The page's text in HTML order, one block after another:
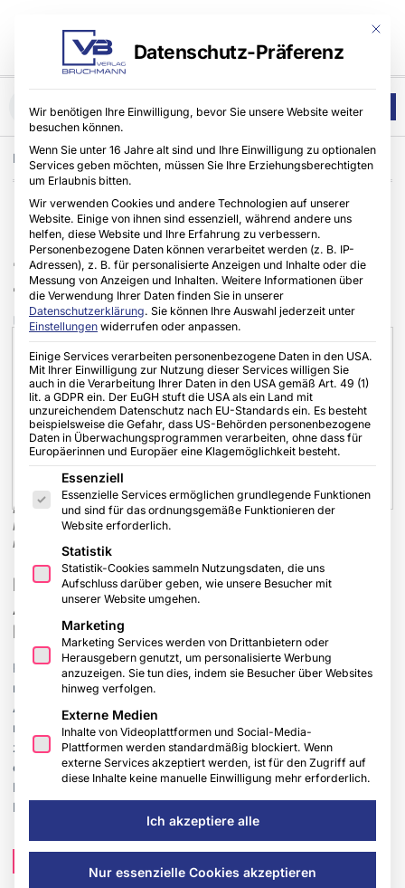
Home Fachhandwerker,Makita Werkzeug GmbH
Makita DF003G und HP003G
40V max Akku-Schrauber mit
180 Nm
UNION.NRW 24.06.2026
Makita 40V max Akku-Bohrschrauber DF003G mit
bürstenlosem Motor, 3-Gang-Vollmetallgetriebe und 180 Nm
maximalem Drehmoment. © Makita
Makita DF003G und HP003G: Neue 40V max
Akku-Bohr- und Schlagbohrschrauber mit 180
Nm
Ratingen. Makita erweitert sein 40V max XGT-System um zwei
neue Maschinen: den Akku-Bohrschrauber DF003G und den
Akku-Schlagbohrschrauber HP003G. Beide erreichen ein
maximales Drehmoment von 180 Nm und eine Drehzahl von bis
zu 2.400 min⁻¹. Mit einem 3-Gang-Vollmetall-Planetengetriebe,
elektronischer Drehmomentbegrenzung und robustem
Metallgehäuse richten sich die Geräte an Anwender mit hohen
Leistungsanforderungen.
Mit
Datenschutz-Präferenz
Wir benötigen Ihre Einwilligung, bevor Sie unsere Website weiter
besuchen können.
Wenn Sie unter 16 Jahre alt sind und Ihre Einwilligung zu optionalen
Services geben möchten, müssen Sie Ihre Erziehungsberechtigten
um Erlaubnis bitten.
Wir verwenden Cookies und andere Technologien auf unserer
Website. Einige von ihnen sind essenziell, während andere uns
helfen, diese Website und Ihre Erfahrung zu verbessern.
Personenbezogene Daten können verarbeitet werden (z. B. IP-
Adressen), z. B. für personalisierte Anzeigen und Inhalte oder die
Messung von Anzeigen und Inhalten. Weitere Informationen über
die Verwendung Ihrer Daten finden Sie in unserer
Datenschutzerklärung. Sie können Ihre Auswahl jederzeit unter
Einstellungen widerrufen oder anpassen.
Einige Services verarbeiten personenbezogene Daten in den USA.
Mit Ihrer Einwilligung zur Nutzung dieser Services willigen Sie
auch in die Verarbeitung Ihrer Daten in den USA gemäß Art. 49 (1)
lit. a GDPR ein. Der EuGH stuft die USA als ein Land mit
unzureichendem Datenschutz nach EU-Standards ein. Es besteht
beispielsweise die Gefahr, dass US-Behörden personenbezogene
Daten in Überwachungsprogrammen verarbeiten, ohne dass für
Europäerinnen und Europäer eine Klagemöglichkeit besteht.
Es folgt eine Liste der Service-Gruppen, für die eine
Essenziell
Essenzielle Services ermöglichen grundlegende Funktionen
und sind für das ordnungsgemäße Funktionieren der
Website erforderlich.
Statistik
Statistik-Cookies sammeln Nutzungsdaten, die uns
Aufschluss darüber geben, wie unsere Besucher mit
unserer Website umgehen.
Marketing
Marketing Services werden von Drittanbietern oder
Herausgebern genutzt, um personalisierte Werbung
anzuzeigen. Sie tun dies, indem sie Besucher über Websites
hinweg verfolgen.
Externe Medien
Inhalte von Videoplattformen und Social-Media-
Plattformen werden standardmäßig blockiert. Wenn
externe Services akzeptiert werden, ist für den Zugriff auf
diese Inhalte keine manuelle Einwilligung mehr erforderlich.
Ich akzeptiere alle
Nur essenzielle Cookies akzeptieren